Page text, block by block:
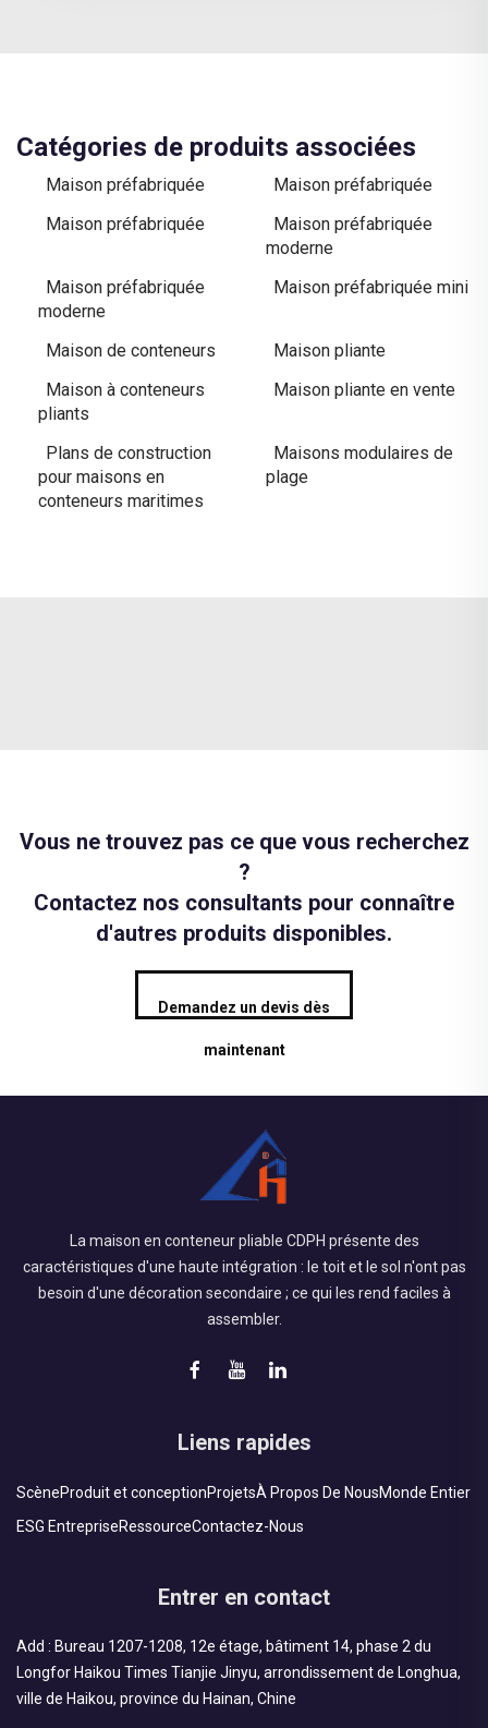
Catégories de produits associées
Maison préfabriquée
Maison préfabriquée
Maison préfabriquée
Maison préfabriquée
moderne
Maison préfabriquée
moderne
Maison préfabriquée mini
Maison de conteneurs
Maison pliante
Maison à conteneurs
pliants
Maison pliante en vente
Plans de construction
pour maisons en
conteneurs maritimes
Maisons modulaires de
plage
Vous ne trouvez pas ce que vous recherchez
?
Contactez nos consultants pour connaître
d'autres produits disponibles.
Demandez un devis dès
maintenant
La maison en conteneur pliable CDPH présente des
caractéristiques d'une haute intégration : le toit et le sol n'ont pas
besoin d'une décoration secondaire ; ce qui les rend faciles à
assembler.
Liens rapides
ScèneProduit et conceptionProjetsÀ Propos De NousMonde Entier
ESG EntrepriseRessourceContactez-Nous
Entrer en contact
Add : Bureau 1207-1208, 12e étage, bâtiment 14, phase 2 du
Longfor Haikou Times Tianjie Jinyu, arrondissement de Longhua,
ville de Haikou, province du Hainan, Chine